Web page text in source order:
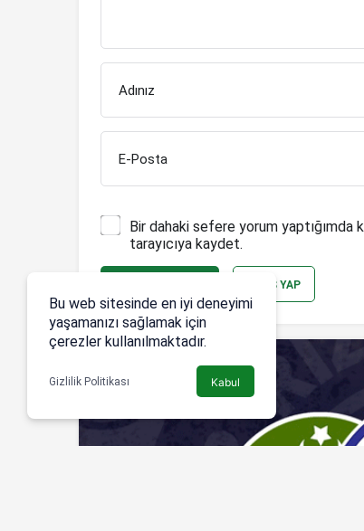
Adınız
E-Posta
Bir dahaki sefere yorum yaptığımda
tarayıcıya kaydet.
GIRIŞ YAP
Bu web sitesinde en iyi deneyimi
yaşamanızı sağlamak için
çerezler kullanılmaktadır.
Gizlilik Politikası Kabul